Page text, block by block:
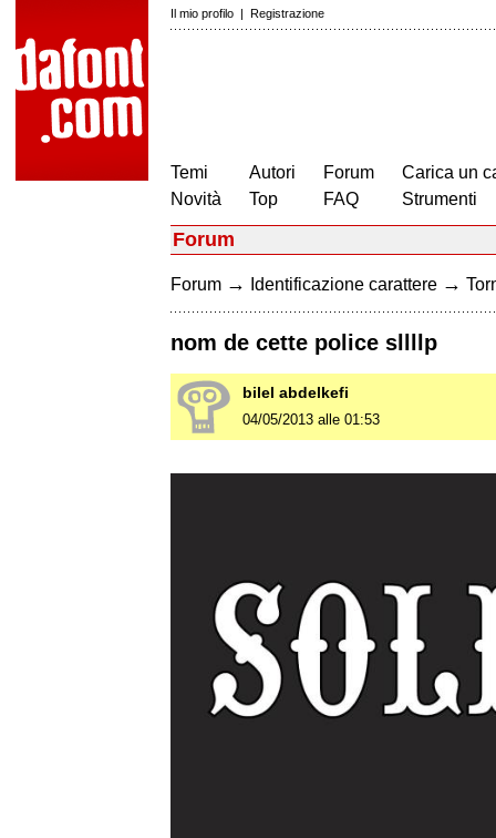
Il mio profilo | Registrazione
Temi
Novità
Autori
Top
Forum
FAQ
Carica un
Strumenti
Forum
Forum → Identificazione carattere →
nom de cette police sllllp
bilel abdelkefi
04/05/2013 alle 01:53